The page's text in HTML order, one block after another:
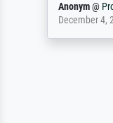
Anonym@
December 4,